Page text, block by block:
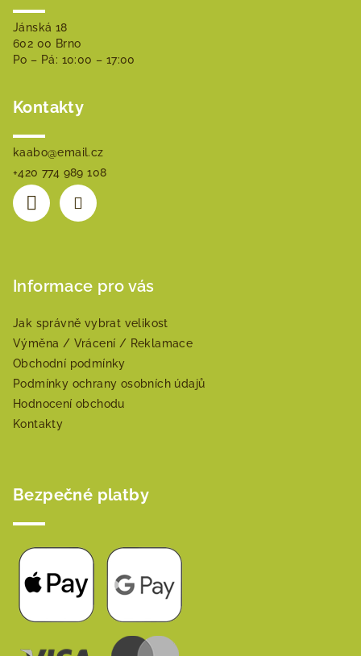
Jánská 18
602 00 Brno
Po – Pá: 10:00 – 17:00
Kontakty
kaabo@email.cz
+420 774 989 108
Informace pro vás
Jak správně vybrat velikost
Výměna / Vrácení / Reklamace
Obchodní podmínky
Podmínky ochrany osobních údajů
Hodnocení obchodu
Kontakty
Bezpečné platby